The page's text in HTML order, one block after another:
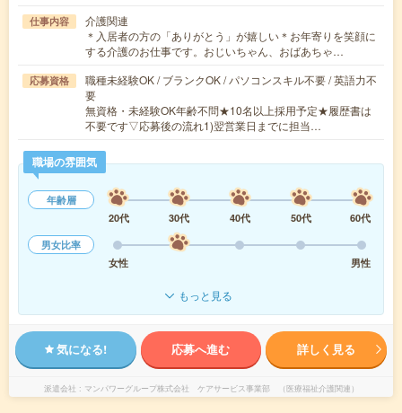
仕事内容
介護関連
＊入居者の方の「ありがとう」が嬉しい＊お年寄りを笑顔に
する介護のお仕事です。おじいちゃん、おばあちゃ…
応募資格
職種未経験OK / ブランクOK / パソコンスキル不要 / 英語力不
要
無資格・未経験OK年齢不問★10名以上採用予定★履歴書は
不要です▽応募後の流れ1)翌営業日までに担当…
職場の雰囲気
年齢層
20代
30代 40代 50代
60代
男女比率
女性
男性
もっと見る
気になる! 応募へ進む 詳しく見る
派遣会社 マンパワーグループ株式会社 ケアサービス事業部 （医療福祉介護関連）